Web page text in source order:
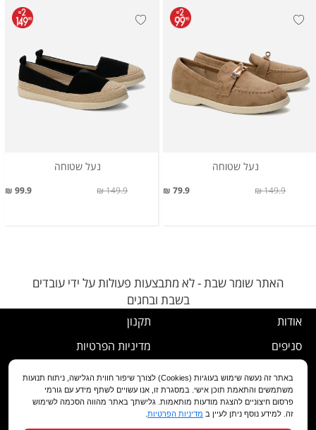
נעל שטוחה
79.9 ₪ 149.9 ₪
נעל שטוחה
99.9 ₪ 149.9 ₪
האתר שומר שבת - לא מתבצעות פעולות על ידי עובדים
בשבת ובחגים
אודות
סניפים
שירות לקוחות
מועדון לקוחות
תקנון
מדיניות הפרטיות
נוהל ביטול עסקה
מדיניות החלפה/החזרה/ביטול
הצהרת נגישות
באתר זה נעשה שימוש בעוגיות (Cookies) לצורך שיפור חווית הגלישה, ניתוח תנועות
משתמשים והתאמת תוכן אישי. במסגרת זו, אנו עשויים לשתף מידע עם גורמי
פרסום חיצוניים להצגת מודעות מותאמות. גלישתך באתר מהווה הסכמה לשימוש
זה. למידע נוסף ניתן לעיין ב מדיניות הפרטיות